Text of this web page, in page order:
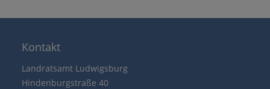
Kontakt
Landratsamt Ludwigsburg
Hindenburgstraße 40